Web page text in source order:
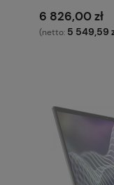
6 826,00 zł
(netto: 5 549,59